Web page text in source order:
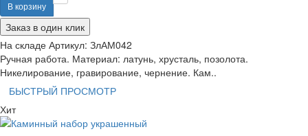
В корзину
Заказ в один клик
На складе Артикул: ЗлАМ042
Ручная работа. Материал: латунь, хрусталь, позолота.
Никелирование, гравирование, чернение. Кам..
БЫСТРЫЙ ПРОСМОТР
Хит